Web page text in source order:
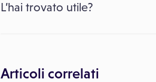
L’hai trovato utile?
Articoli correlati